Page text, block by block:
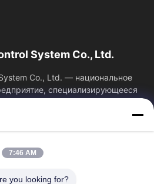
System Co., Ltd.
Co., Ltd. — национальное
специализирующееся
в...
О Компании
Контроль Качества
7:46 AM
you looking for?